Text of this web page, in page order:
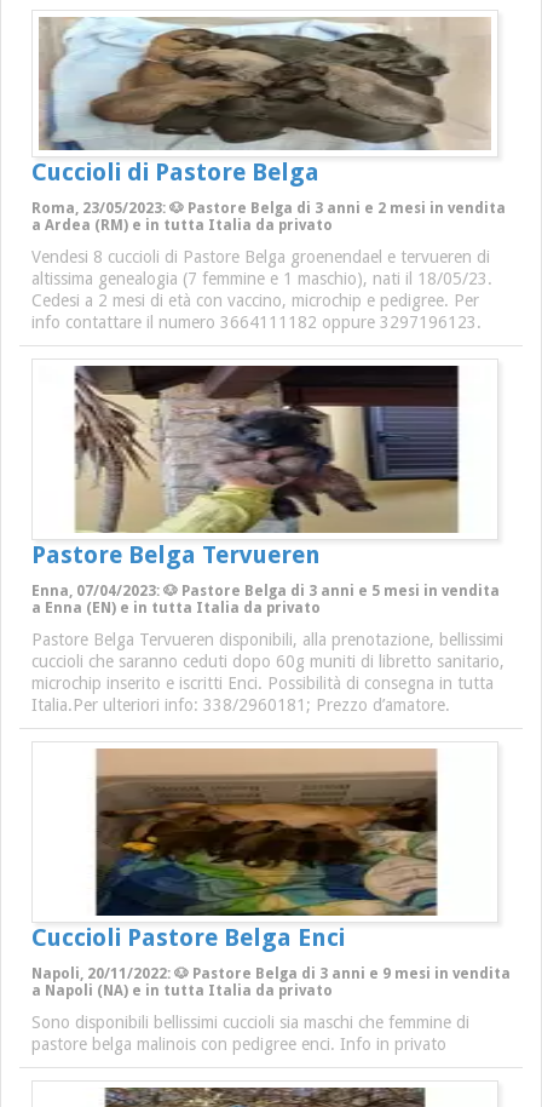
Cuccioli di Pastore Belga
Roma, 23/05/2023: 🐶 Pastore Belga di 3 anni e 2 mesi in vendita
a Ardea (RM) e in tutta Italia da privato
Vendesi 8 cuccioli di Pastore Belga groenendael e tervueren di
altissima genealogia (7 femmine e 1 maschio), nati il 18/05/23.
Cedesi a 2 mesi di età con vaccino, microchip e pedigree. Per
info contattare il numero 3664111182 oppure 3297196123.
Pastore Belga Tervueren
Enna, 07/04/2023: 🐶 Pastore Belga di 3 anni e 5 mesi in vendita
a Enna (EN) e in tutta Italia da privato
Pastore Belga Tervueren disponibili, alla prenotazione, bellissimi
cuccioli che saranno ceduti dopo 60g muniti di libretto sanitario,
microchip inserito e iscritti Enci. Possibilità di consegna in tutta
Italia.Per ulteriori info: 338/2960181; Prezzo d’amatore.
Cuccioli Pastore Belga Enci
Napoli, 20/11/2022: 🐶 Pastore Belga di 3 anni e 9 mesi in vendita
a Napoli (NA) e in tutta Italia da privato
Sono disponibili bellissimi cuccioli sia maschi che femmine di
pastore belga malinois con pedigree enci. Info in privato